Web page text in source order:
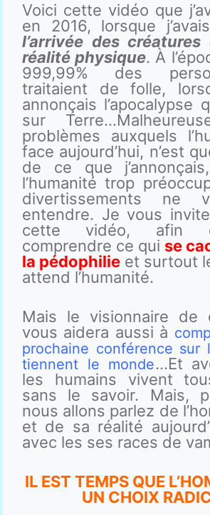
Voici cette vidéo que
en 2016, lorsque
l’arrivée des
réalité physique. À
999,99% des
traitaient de folle,
annonçais l’apocalypse
sur
problèmes auxquels
face aujourd’hui, n’est
de ce que
l’humanité trop
divertissements ne
entendre. Je vous
cette vidéo, afin
comprendre ce qui se
la pédophilieet surtout
attend l’humanité.
Mais le visionnaire de
vous aidera aussi à
prochaine conférence sur
tiennent le monde…Et
les humains vivent
sans le savoir. Mais,
nous allons parlez de
et de sa réalité
avec les ses races de
IL EST TEMPS QUE
UN CHOIX